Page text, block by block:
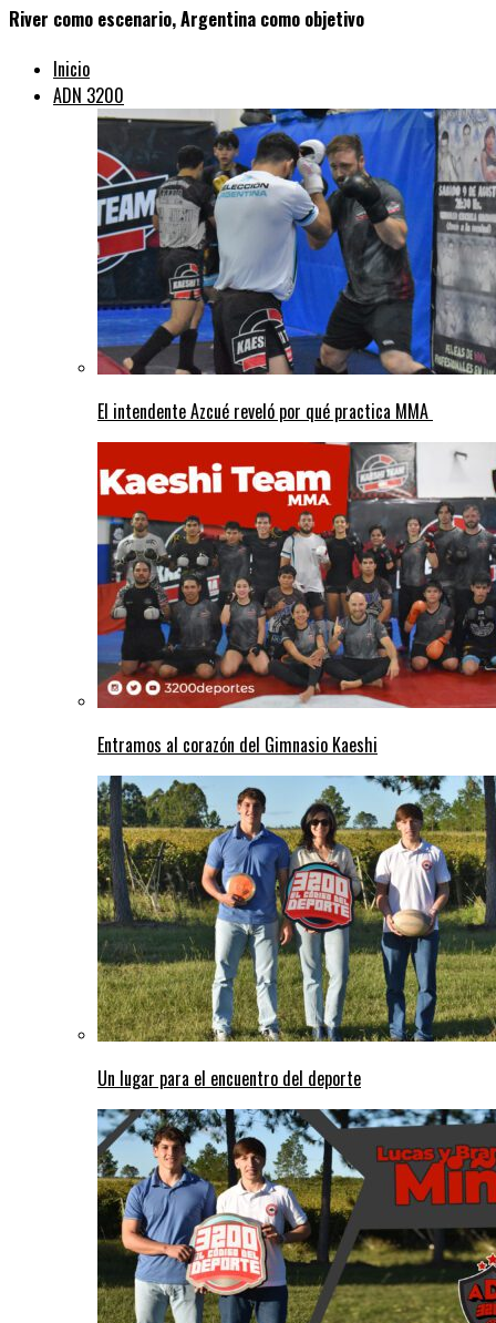
River como escenario, Argentina como objetivo
Inicio
ADN 3200
El intendente Azcué reveló por qué practica MMA
Entramos al corazón del Gimnasio Kaeshi
Un lugar para el encuentro del deporte